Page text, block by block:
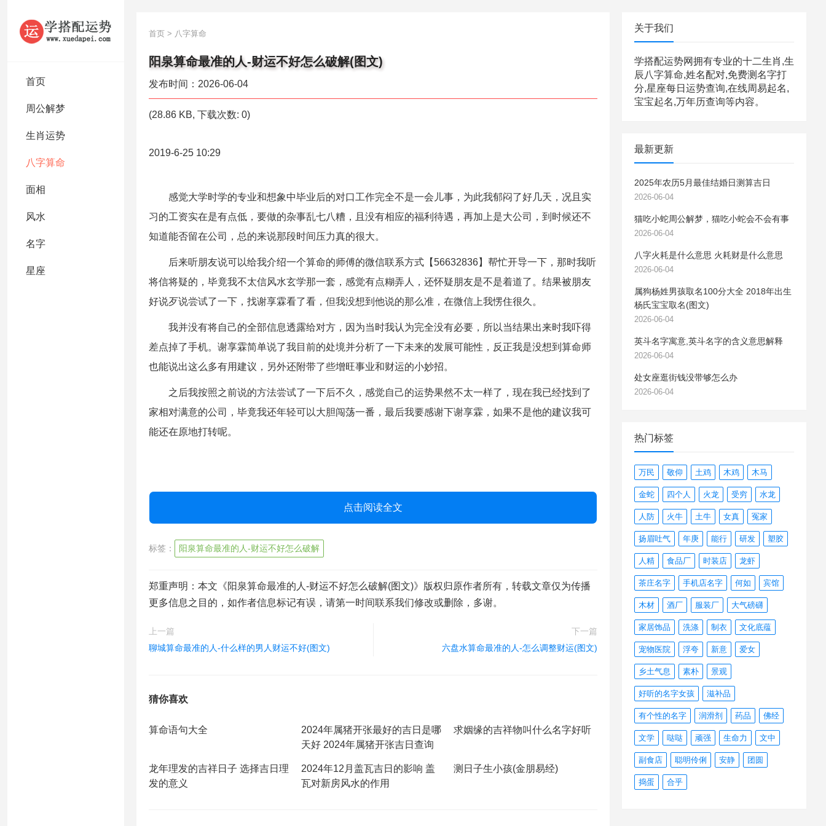
首页
周公解梦
生肖运势
八字算命
面相
风水
名字
星座
首页 > 八字算命
阳泉算命最准的人-财运不好怎么破解(图文)
发布时间：2026-06-04
(28.86 KB, 下载次数: 0)
2019-6-25 10:29
感觉大学时学的专业和想象中毕业后的对口工作完全不是一会儿事，为此我郁闷了好几天，况且实
习的工资实在是有点低，要做的杂事乱七八糟，且没有相应的福利待遇，再加上是大公司，到时候还不
知道能否留在公司，总的来说那段时间压力真的很大。
后来听朋友说可以给我介绍一个算命的师傅的微信联系方式【56632836】帮忙开导一下，那时我听
将信将疑的，毕竟我不太信风水玄学那一套，感觉有点糊弄人，还怀疑朋友是不是着道了。结果被朋友
好说歹说尝试了一下，找谢享霖看了看，但我没想到他说的那么准，在微信上我愣住很久。
我并没有将自己的全部信息透露给对方，因为当时我认为完全没有必要，所以当结果出来时我吓得
差点掉了手机。谢享霖简单说了我目前的处境并分析了一下未来的发展可能性，反正我是没想到算命师
也能说出这么多有用建议，另外还附带了些增旺事业和财运的小妙招。
之后我按照之前说的方法尝试了一下后不久，感觉自己的运势果然不太一样了，现在我已经找到了
家相对满意的公司，毕竟我还年轻可以大胆闯荡一番，最后我要感谢下谢享霖，如果不是他的建议我可
能还在原地打转呢。
点击阅读全文
标签： 阳泉算命最准的人-财运不好怎么破解
郑重声明：本文《阳泉算命最准的人-财运不好怎么破解(图文)》版权归原作者所有，转载文章仅为传播
更多信息之目的，如作者信息标记有误，请第一时间联系我们修改或删除，多谢。
上一篇
聊城算命最准的人-什么样的男人财运不好(图文)
下一篇
六盘水算命最准的人-怎么调整财运(图文)
猜你喜欢
算命语句大全
2024年属猪开张最好的吉日是哪
天好 2024年属猪开张吉日查询
求姻缘的吉祥物叫什么名字好听
龙年理发的吉祥日子 选择吉日理
发的意义
2024年12月盖瓦吉日的影响 盖
瓦对新房风水的作用
测日子生小孩(金朋易经)
关于我们
学搭配运势网拥有专业的十二生肖,生
辰八字算命,姓名配对,免费测名字打
分,星座每日运势查询,在线周易起名,
宝宝起名,万年历查询等内容。
最新更新
2025年农历5月最佳结婚日测算吉日
2026-06-04
猫吃小蛇周公解梦，猫吃小蛇会不会有事
2026-06-04
八字火耗是什么意思 火耗财是什么意思
2026-06-04
属狗杨姓男孩取名100分大全 2018年出生
杨氏宝宝取名(图文)
2026-06-04
英斗名字寓意,英斗名字的含义意思解释
2026-06-04
处女座逛街钱没带够怎么办
2026-06-04
热门标签
万民 敬仰 土鸡 木鸡 木马
金蛇 四个人 火龙 受穷 水龙
人防 火牛 土牛 女真 冤家
扬眉吐气 年庚 能行 研发 塑胶
人精 食品厂 时装店 龙虾
茶庄名字 手机店名字 何如 宾馆
木材 酒厂 服装厂 大气磅礴
家居饰品 洗涤 制衣 文化底蕴
宠物医院 浮夸 新意 爱女
乡土气息 素朴 景观
好听的名字女孩 滋补品
有个性的名字 润滑剂 药品 佛经
文学 哒哒 顽强 生命力 文中
副食店 聪明伶俐 安静 团圆
捣蛋 合乎